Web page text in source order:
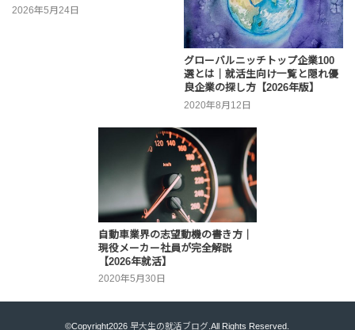
2026年5月24日
グローバルニッチトップ企業100
選とは｜就活生向け一覧と隠れ優
良企業の探し方【2026年版】
2020年8月12日
自動車業界の志望動機の書き方｜
現役メーカー社員が完全解説
【2026年就活】
2020年5月30日
©Copyright2026早大生の就活ブログ .All Rights Reserved.